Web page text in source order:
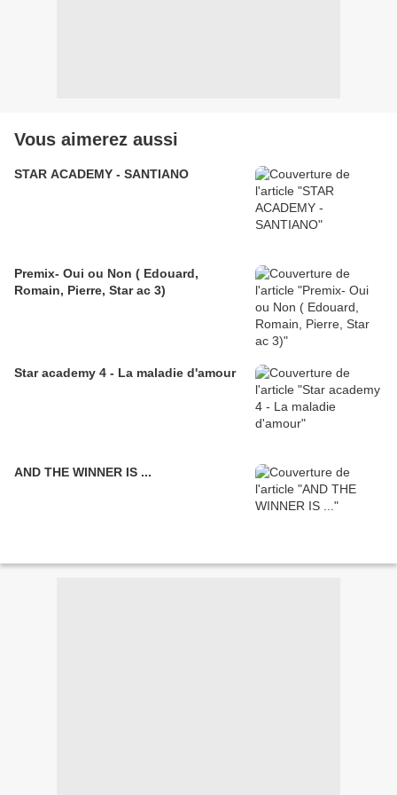
Vous aimerez aussi
STAR ACADEMY - SANTIANO
Premix- Oui ou Non ( Edouard,
Romain, Pierre, Star ac 3)
Star academy 4 - La maladie d'amour
AND THE WINNER IS ...